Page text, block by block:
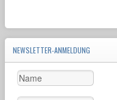
NEWSLETTER-ANMELDUNG